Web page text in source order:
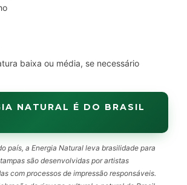
baixa ou média, se necessário
NATURAL É DO BRASIL
país, a Energia Natural leva brasilidade para
são desenvolvidas por artistas
com processos de impressão responsáveis.